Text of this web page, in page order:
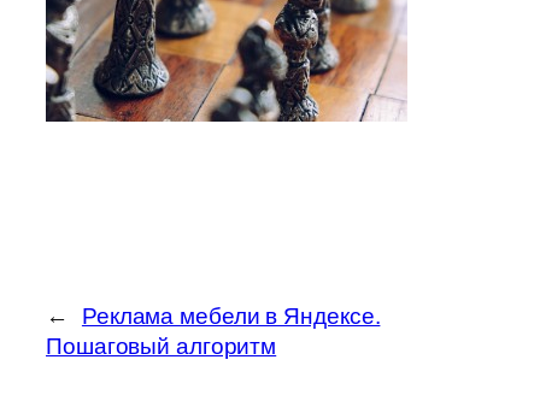
←
Реклама мебели в Яндексе.
Пошаговый алгоритм